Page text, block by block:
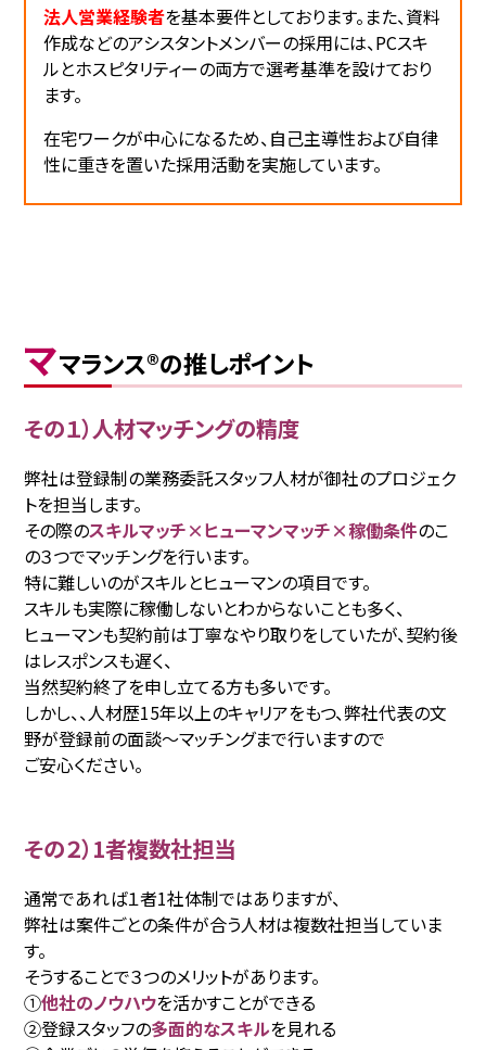
法人営業経験者を基本要件としております。また、資料
作成などのアシスタントメンバーの採用には、PCスキ
ルとホスピタリティーの両方で選考基準を設けており
ます。
在宅ワークが中心になるため、自己主導性および自律
性に重きを置いた採用活動を実施しています。
ママランス®の推しポイント
その１）人材マッチングの精度
弊社は登録制の業務委託スタッフ人材が御社のプロジェク
トを担当します。
その際のスキルマッチ×ヒューマンマッチ×稼働条件のこ
の３つでマッチングを行います。
特に難しいのがスキルとヒューマンの項目です。
スキルも実際に稼働しないとわからないことも多く、
ヒューマンも契約前は丁寧なやり取りをしていたが、契約後
はレスポンスも遅く、
当然契約終了を申し立てる方も多いです。
しかし、、人材歴15年以上のキャリアをもつ、弊社代表の文
野が登録前の面談〜マッチングまで行いますので
ご安心ください。
その２）1者複数社担当
通常であれば１者1社体制ではありますが、
弊社は案件ごとの条件が合う人材は複数社担当していま
す。
そうすることで３つのメリットがあります。
①他社のノウハウを活かすことができる
②登録スタッフの多面的なスキルを見れる